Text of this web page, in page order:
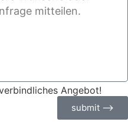
Angebot!
submit ⟶